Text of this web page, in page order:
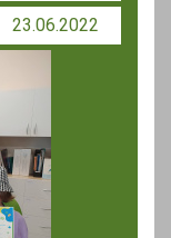
23.06.2022